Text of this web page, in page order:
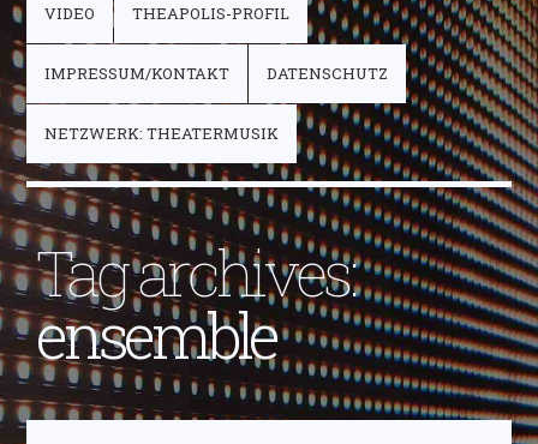
VIDEO THEAPOLIS-PROFIL
IMPRESSUM/KONTAKT DATENSCHUTZ
NETZWERK: THEATERMUSIK
Tag archives:
ensemble